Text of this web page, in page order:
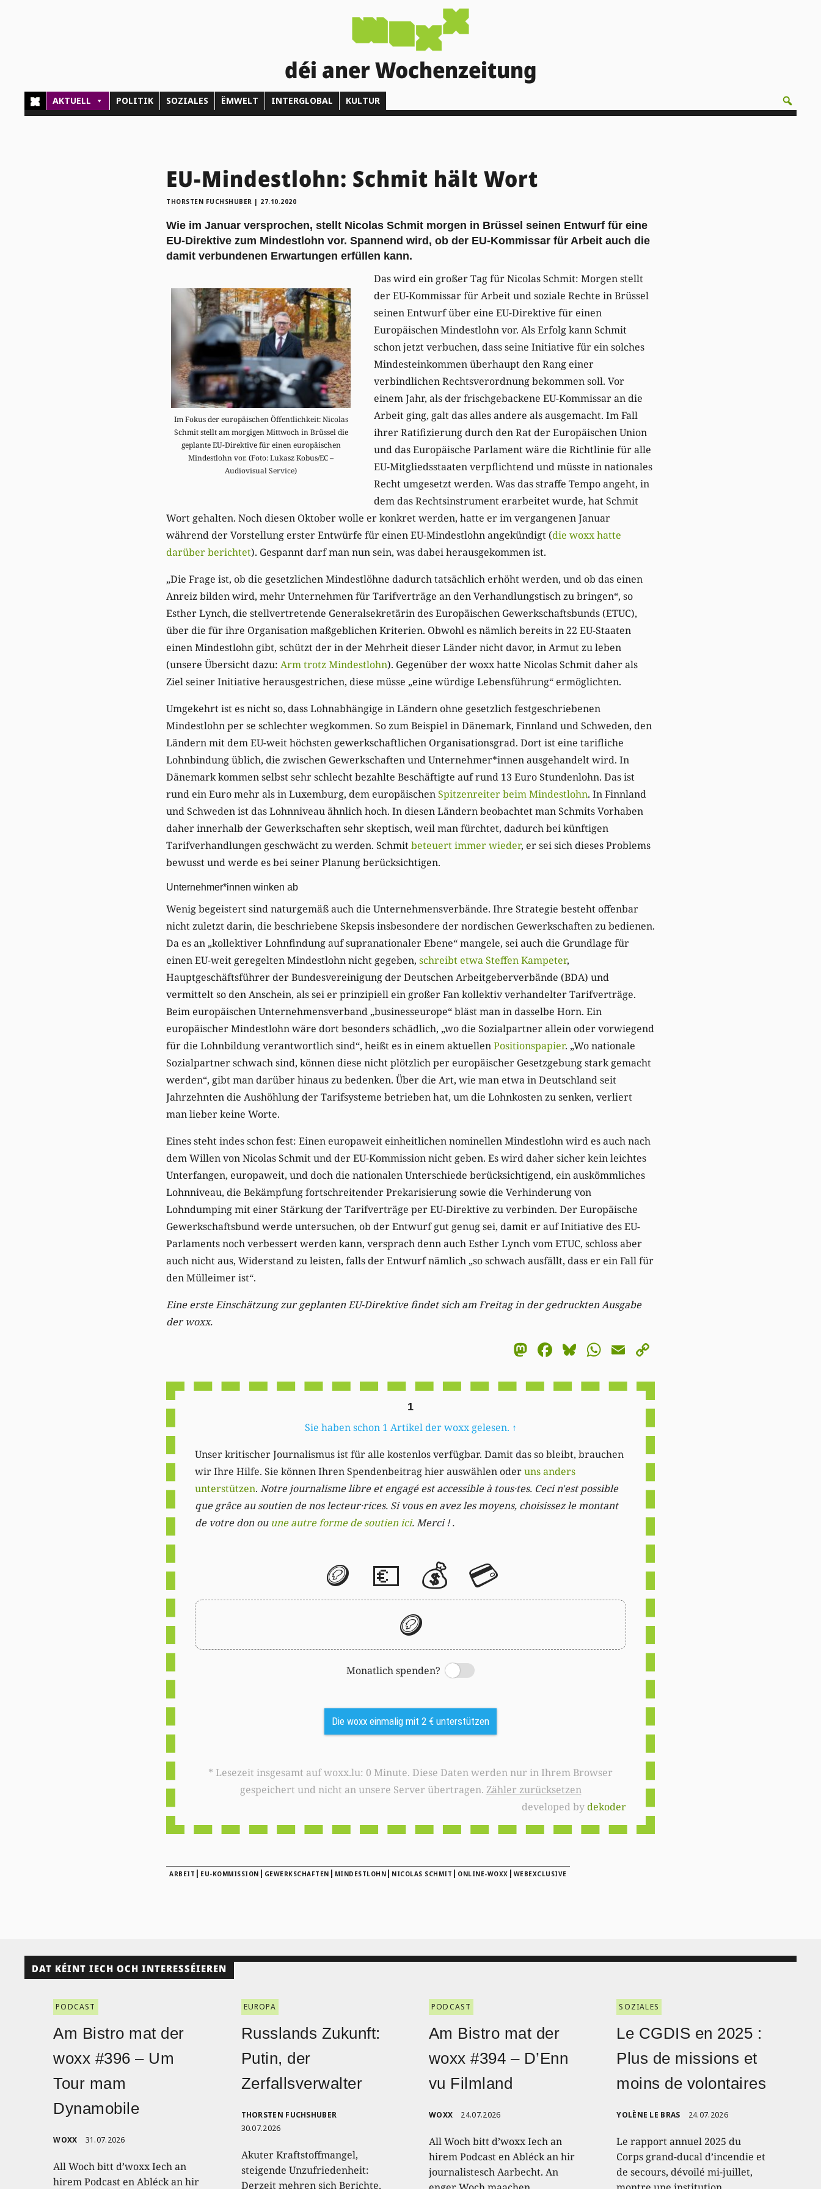
déi aner Wochenzeitung
AKTUELL POLITIK SOZIALES ËMWELT INTERGLOBAL KULTUR
EU-Mindestlohn: Schmit hält Wort
THORSTEN FUCHSHUBER | 27.10.2020
Wie im Januar versprochen, stellt Nicolas Schmit morgen in Brüssel seinen Entwurf für eine
EU-Direktive zum Mindestlohn vor. Spannend wird, ob der EU-Kommissar für Arbeit auch die
damit verbundenen Erwartungen erfüllen kann.
Im Fokus der europäischen Öffentlichkeit: Nicolas
Schmit stellt am morgigen Mittwoch in Brüssel die
geplante EU-Direktive für einen europäischen
Mindestlohn vor. (Foto: Lukasz Kobus/EC –
Audiovisual Service)
Das wird ein großer Tag für Nicolas Schmit: Morgen stellt
der EU-Kommissar für Arbeit und soziale Rechte in Brüssel
seinen Entwurf über eine EU-Direktive für einen
Europäischen Mindestlohn vor. Als Erfolg kann Schmit
schon jetzt verbuchen, dass seine Initiative für ein solches
Mindesteinkommen überhaupt den Rang einer
verbindlichen Rechtsverordnung bekommen soll. Vor
einem Jahr, als der frischgebackene EU-Kommissar an die
Arbeit ging, galt das alles andere als ausgemacht. Im Fall
ihrer Ratifizierung durch den Rat der Europäischen Union
und das Europäische Parlament wäre die Richtlinie für alle
EU-Mitgliedsstaaten verpflichtend und müsste in nationales
Recht umgesetzt werden. Was das straffe Tempo angeht, in
dem das Rechtsinstrument erarbeitet wurde, hat Schmit
Wort gehalten. Noch diesen Oktober wolle er konkret werden, hatte er im vergangenen Januar
während der Vorstellung erster Entwürfe für einen EU-Mindestlohn angekündigt (die woxx hatte
darüber berichtet). Gespannt darf man nun sein, was dabei herausgekommen ist.
„Die Frage ist, ob die gesetzlichen Mindestlöhne dadurch tatsächlich erhöht werden, und ob das einen
Anreiz bilden wird, mehr Unternehmen für Tarifverträge an den Verhandlungstisch zu bringen“, so
Esther Lynch, die stellvertretende Generalsekretärin des Europäischen Gewerkschaftsbunds (ETUC),
über die für ihre Organisation maßgeblichen Kriterien. Obwohl es nämlich bereits in 22 EU-Staaten
einen Mindestlohn gibt, schützt der in der Mehrheit dieser Länder nicht davor, in Armut zu leben
(unsere Übersicht dazu: Arm trotz Mindestlohn). Gegenüber der woxx hatte Nicolas Schmit daher als
Ziel seiner Initiative herausgestrichen, diese müsse „eine würdige Lebensführung“ ermöglichten.
Umgekehrt ist es nicht so, dass Lohnabhängige in Ländern ohne gesetzlich festgeschriebenen
Mindestlohn per se schlechter wegkommen. So zum Beispiel in Dänemark, Finnland und Schweden, den
Ländern mit dem EU-weit höchsten gewerkschaftlichen Organisationsgrad. Dort ist eine tarifliche
Lohnbindung üblich, die zwischen Gewerkschaften und Unternehmer*innen ausgehandelt wird. In
Dänemark kommen selbst sehr schlecht bezahlte Beschäftigte auf rund 13 Euro Stundenlohn. Das ist
rund ein Euro mehr als in Luxemburg, dem europäischenSpitzenreiter beim Mindestlohn. In Finnland
und Schweden ist das Lohnniveau ähnlich hoch. In diesen Ländern beobachtet man Schmits Vorhaben
daher innerhalb der Gewerkschaften sehr skeptisch, weil man fürchtet, dadurch bei künftigen
Tarifverhandlungen geschwächt zu werden. Schmitbeteuert immer wieder, er sei sich dieses Problems
bewusst und werde es bei seiner Planung berücksichtigen.
Unternehmer*innen winken ab
Wenig begeistert sind naturgemäß auch die Unternehmensverbände. Ihre Strategie besteht offenbar
nicht zuletzt darin, die beschriebene Skepsis insbesondere der nordischen Gewerkschaften zu bedienen.
Da es an „kollektiver Lohnfindung auf supranationaler Ebene“ mangele, sei auch die Grundlage für
einen EU-weit geregelten Mindestlohn nicht gegeben, schreibt etwa Steffen Kampeter,
Hauptgeschäftsführer der Bundesvereinigung der Deutschen Arbeitgeberverbände (BDA) und
vermittelt so den Anschein, als sei er prinzipiell ein großer Fan kollektiv verhandelter Tarifverträge.
Beim europäischen Unternehmensverband „businesseurope“ bläst man in dasselbe Horn. Ein
europäischer Mindestlohn wäre dort besonders schädlich, „wo die Sozialpartner allein oder vorwiegend
für die Lohnbildung verantwortlich sind“, heißt es in einem aktuellenPositionspapier. „Wo nationale
Sozialpartner schwach sind, können diese nicht plötzlich per europäischer Gesetzgebung stark gemacht
werden“, gibt man darüber hinaus zu bedenken. Über die Art, wie man etwa in Deutschland seit
Jahrzehnten die Aushöhlung der Tarifsysteme betrieben hat, um die Lohnkosten zu senken, verliert
man lieber keine Worte.
Eines steht indes schon fest: Einen europaweit einheitlichen nominellen Mindestlohn wird es auch nach
dem Willen von Nicolas Schmit und der EU-Kommission nicht geben. Es wird daher sicher kein leichtes
Unterfangen, europaweit, und doch die nationalen Unterschiede berücksichtigend, ein auskömmliches
Lohnniveau, die Bekämpfung fortschreitender Prekarisierung sowie die Verhinderung von
Lohndumping mit einer Stärkung der Tarifverträge per EU-Direktive zu verbinden. Der Europäische
Gewerkschaftsbund werde untersuchen, ob der Entwurf gut genug sei, damit er auf Initiative des EU-
Parlaments noch verbessert werden kann, versprach denn auch Esther Lynch vom ETUC, schloss aber
auch nicht aus, Widerstand zu leisten, falls der Entwurf nämlich „so schwach ausfällt, dass er ein Fall für
den Mülleimer ist“.
Eine erste Einschätzung zur geplanten EU-Direktive findet sich am Freitag in der gedruckten Ausgabe
der woxx.
Mastodon
Facebook
Bluesky
WhatsApp
Email
1
Sie haben schon 1 Artikel der woxx gelesen. ↑
Unser kritischer Journalismus ist für alle kostenlos verfügbar. Damit das so bleibt, brauchen
wir Ihre Hilfe. Sie können Ihren Spendenbeitrag hier auswählen oderuns anders
unterstützen. Notre journalisme libre et engagé est accessible à tous·tes. Ceci n'est possible
que grâce au soutien de nos lecteur·rices. Si vous en avez les moyens, choisissez le montant
de votre don ou une autre forme de soutien ici. Merci ! .
🪙 💶 💰 💳
🪙
Monatlich spenden?
Switch
Die woxx einmalig mit 2 € unterstützen
* Lesezeit insgesamt auf woxx.lu: 0 Minute. Diese Daten werden nur in Ihrem Browser
gespeichert und nicht an unsere Server übertragen. Zähler zurücksetzen
developed bydekoder
ARBEIT | EU-KOMMISSION | GEWERKSCHAFTEN | MINDESTLOHN | NICOLAS SCHMIT | ONLINE-WOXX | WEBEXCLUSIVE
DAT KÉINT IECH OCH INTERESSÉIEREN
PODCAST
Am Bistro mat der
woxx #396 – Um
Tour mam
Dynamobile
WOXX 31.07.2026
All Woch bitt d’woxx Iech an
hirem Podcast en Abléck an hir
EUROPA
Russlands Zukunft:
Putin, der
Zerfallsverwalter
THORSTEN FUCHSHUBER
30.07.2026
Akuter Kraftstoffmangel,
steigende Unzufriedenheit:
Derzeit mehren sich Berichte,
PODCAST
Am Bistro mat der
woxx #394 – D’Enn
vu Filmland
WOXX 24.07.2026
All Woch bitt d’woxx Iech an
hirem Podcast en Abléck an hir
journalistesch Aarbecht. An
SOZIALES
Le CGDIS en 2025 :
Plus de missions et
moins de volontaires
YOLÈNE LE BRAS 24.07.2026
Le rapport annuel 2025 du
Corps grand-ducal d’incendie et
de secours, dévoilé mi-juillet,